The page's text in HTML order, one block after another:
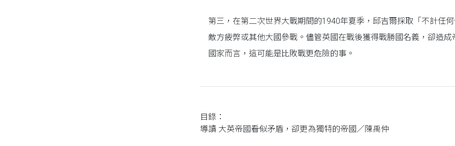
第三，在第二次世界大戰期間的1940年夏季，邱吉爾採取「不計任
敵方疲弊或其他大國參戰。儘管英國在戰後獲得戰勝國名義，卻造
國家而言，這可能是比敗戰更危險的事。
目錄：
導讀 大英帝國――看似矛盾，卻更為獨特的帝國／陳禹仲